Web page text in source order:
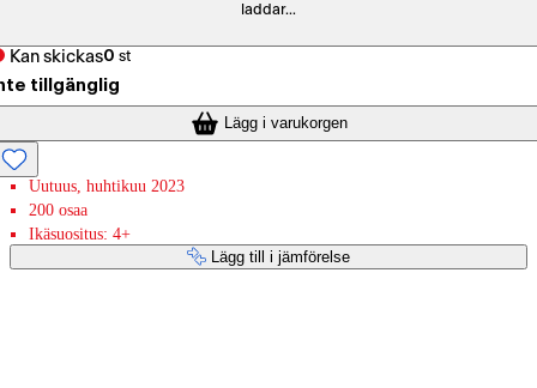
laddar...
Kan skickas0 st
tillgänglig
Lägg i varukorgen
Uutuus, huhtikuu 2023
200 osaa
Ikäsuositus: 4+
Lägg till i jämförelse